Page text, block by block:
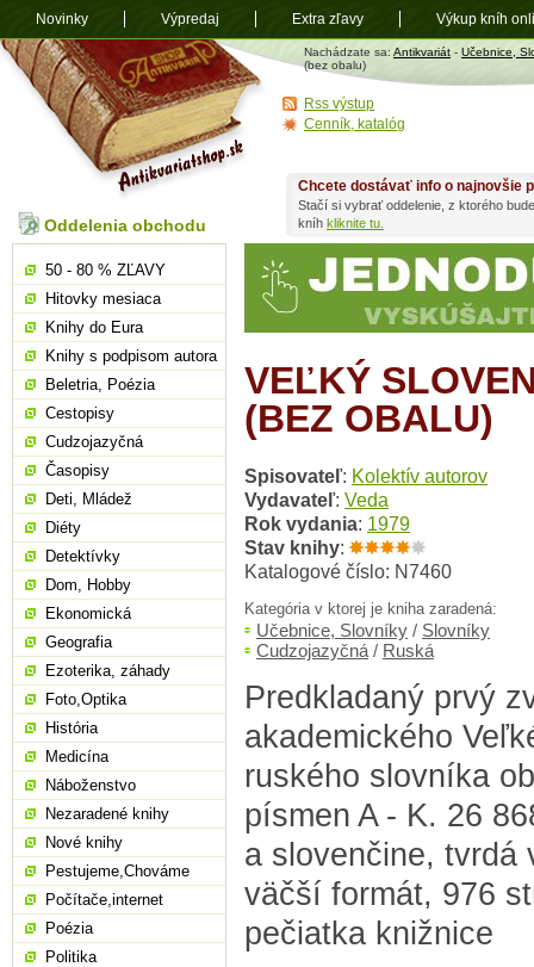
Antikvariát
shop.sk
Nachádzate sa: Antikvariát - Učebnice,
(bez obalu)
VEĽKÝ
(BEZ OBALU)
Spisovateľ: Kolektív autorov
Vydavateľ: Veda
Rok vydania: 1979
Stav knihy:
Katalogové číslo: N7460
Kategória v ktorej je kniha zaradená:
Učebnice, Slovníky / Slovníky
Cudzojazyčná / Ruská
Predkladaný prvý
akademického
ruského slovníka
písmen A - K. 26
a slovenčine, tvrdá
väčší formát, 976
pečiatka knižnice
Chcete dostávať info o najnovšie
Stačí si vybrať oddelenie, z ktorého
kníh kliknite tu.
Oddelenia obchodu
50 - 80 % ZĽAVY
Hitovky mesiaca
Knihy do Eura
Knihy s podpisom autora
Beletria, Poézia
Cestopisy
Cudzojazyčná
Časopisy
Deti, Mládež
Diéty
Detektívky
Dom, Hobby
Ekonomická
Geografia
Ezoterika, záhady
Foto,Optika
História
Medicína
Náboženstvo
Nezaradené knihy
Nové knihy
Pestujeme,Chováme
Počítače,internet
Poézia
Politika
Rss výstup
Cenník, katalóg
Novinky Výpredaj Extra zľavy Výkup kníh